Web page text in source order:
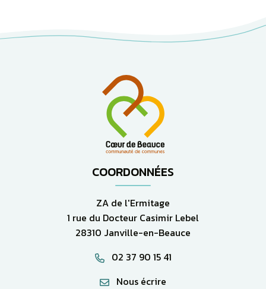
COORDONNÉES
ZA de l'Ermitage
1 rue du Docteur Casimir Lebel
28310 Janville-en-Beauce
02 37 90 15 41
Nous écrire